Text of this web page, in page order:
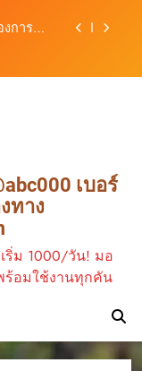
การ
าย รับ
วัน
ระเภท
การ
าย รับ
เบอร์
ทาง
ริ่ม 1000/วัน! มอ
ร้อมใช้งานทุกคัน